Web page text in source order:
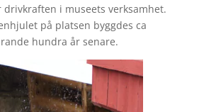
i museets verksamhet.
på platsen byggdes ca
hundra år senare.